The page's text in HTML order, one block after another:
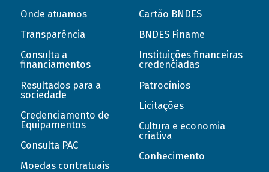
Onde atuamos
Transparência
Consulta a
financiamentos
Resultados para a
sociedade
Credenciamento de
Equipamentos
Consulta PAC
Moedas contratuais
Cartão BNDES
BNDES Finame
Instituições financeiras
credenciadas
Patrocínios
Licitações
Cultura e economia
criativa
Conhecimento